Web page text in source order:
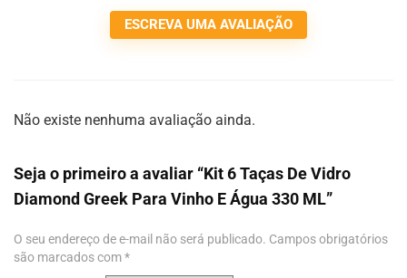
ESCREVA UMA AVALIAÇÃO
Não existe nenhuma avaliação ainda.
Seja o primeiro a avaliar “Kit 6 Taças De Vidro
Diamond Greek Para Vinho E Água 330 ML”
O seu endereço de e-mail não será publicado. Campos obrigatórios
são marcados com*